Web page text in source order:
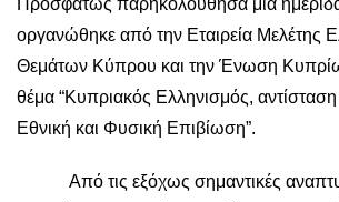
Προσφάτως παρηκολούθησα μία
οργανώθηκε από την Εταιρεία Μελέτης
Θεμάτων Κύπρου και την Ένωση
θέμα “Κυπριακός Ελληνισμός, αντίσταση
Εθνική και Φυσική Επιβίωση”.
Από τις εξόχως σημαντικές